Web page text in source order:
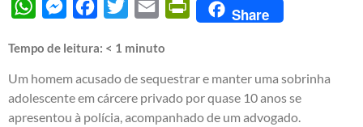
WhatsAppMessengerFacebook
Twitter Email PrintFriendly
Share
Tempo de leitura: < 1 minuto
Um homem acusado de sequestrar e manter uma sobrinha
adolescente em cárcere privado por quase 10 anos se
apresentou à polícia, acompanhado de um advogado.